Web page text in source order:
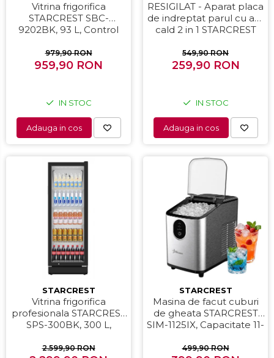
Vitrina frigorifica
STARCREST SBC-
9202BK, 93 L, Control
H 83.2 cm, Negru
979,90 RON
959,90 RON
IN STOC
Adauga in cos
RESIGILAT - Aparat placa
de indreptat parul cu aer
cald 2 in 1 STARCREST
Uscare si indreptare,
Afisaj LCD, Tehnologie cu
Roz
549,90 RON
259,90 RON
IN STOC
Adauga in cos
STARCREST
Vitrina frigorifica
profesionala STARCREST
SPS-300BK, 300 L,
Iluminare LED, H 169.5
2.599,90 RON
STARCREST
Masina de facut cuburi
de gheata STARCREST
SIM-1125IX, Capacitate 11-
detasabil, Rezervor apa
499,90 RON